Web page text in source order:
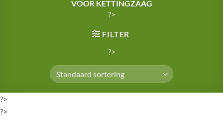
VOOR KETTINGZAAG
?>
FILTER
?>
?>
?>